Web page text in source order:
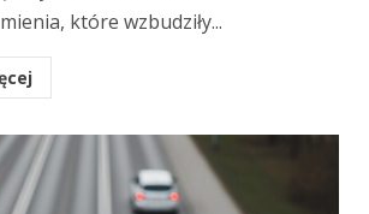
które wzbudziły...